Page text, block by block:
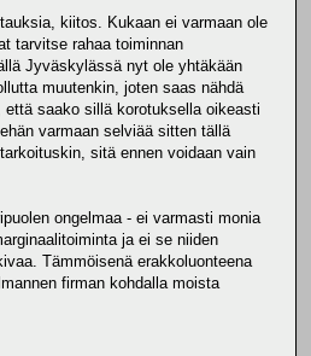
kiitos. Kukaan ei varmaan ole
tarvitse rahaa toiminnan
Jyväskylässä nyt ole yhtäkään
muutenkin, joten saas nähdä
saako sillä korotuksella oikeasti
varmaan selviää sitten tällä
sitä ennen voidaan vain
ongelmaa - ei varmasti monia
ja ei se niiden
Tämmöisenä erakkoluonteena
firman kohdalla moista